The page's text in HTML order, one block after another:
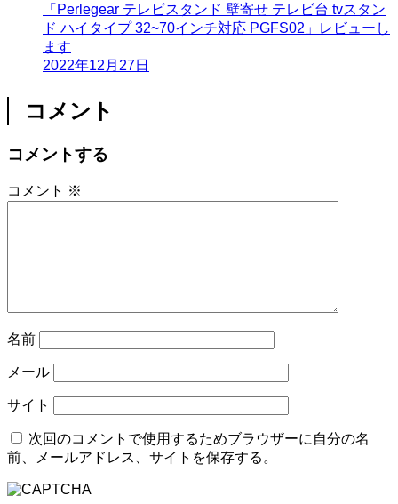
「Perlegear テレビスタンド 壁寄せ テレビ台 tvスタン
ド ハイタイプ 32~70インチ対応 PGFS02」レビューし
ます
2022年12月27日
コメント
コメントする
コメント ※
名前
メール
サイト
次回のコメントで使用するためブラウザーに自分の名
前、メールアドレス、サイトを保存する。